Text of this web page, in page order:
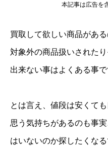
本記事は広告を
買取して欲しい商品があ
対象外の商品扱いされた
出来ない事はよくある事で
とは言え、値段は安くて
思う気持ちがあるのも事
はいないのか探したくなる